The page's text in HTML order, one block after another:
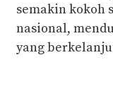
semakin kokoh
nasional,
yang